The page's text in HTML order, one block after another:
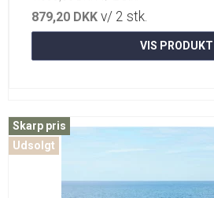
879,20 DKK v/ 2 stk.
VIS PRODUKT
Skarp pris
Udsolgt